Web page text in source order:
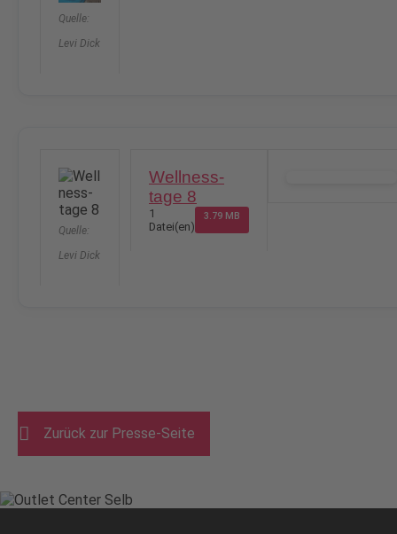
Quelle:
Levi Dick
Quelle:
Levi Dick
Wellness-
tage 8
1
Datei(en)
3.79 MB
Zurück zur Presse-Seite